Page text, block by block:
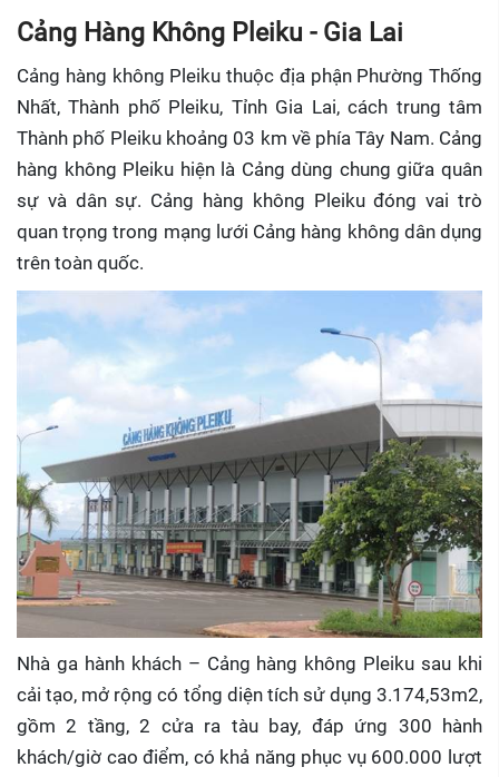
Cảng Hàng Không Pleiku - Gia Lai
Cảng hàng không Pleiku thuộc địa phận Phường Thống
Nhất, Thành phố Pleiku, Tỉnh Gia Lai, cách trung tâm
Thành phố Pleiku khoảng 03 km về phía Tây Nam. Cảng
hàng không Pleiku hiện là Cảng dùng chung giữa quân
sự và dân sự. Cảng hàng không Pleiku đóng vai trò
quan trọng trong mạng lưới Cảng hàng không dân dụng
trên toàn quốc.
Nhà ga hành khách – Cảng hàng không Pleiku sau khi
cải tạo, mở rộng có tổng diện tích sử dụng 3.174,53m2,
gồm 2 tầng, 2 cửa ra tàu bay, đáp ứng 300 hành
khách/giờ cao điểm, có khả năng phục vụ 600.000 lượt